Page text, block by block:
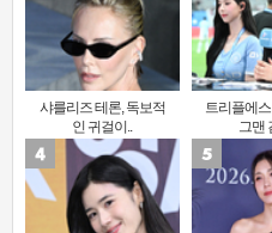
샤를리즈 테론, 독보적
인 귀걸이..
트리플에
그맨